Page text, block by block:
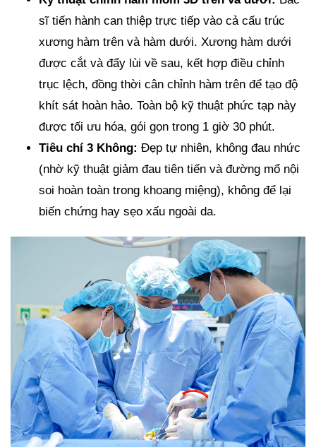
sĩ tiến hành can thiệp trực tiếp vào cả cấu trúc
xương hàm trên và hàm dưới. Xương hàm dưới
được cắt và đẩy lùi về sau, kết hợp điều chỉnh
trục lệch, đồng thời cân chỉnh hàm trên để tạo độ
khít sát hoàn hảo. Toàn bộ kỹ thuật phức tạp này
được tối ưu hóa, gói gọn trong 1 giờ 30 phút.
Tiêu chí 3 Không: Đẹp tự nhiên, không đau nhức
(nhờ kỹ thuật giảm đau tiên tiến và đường mổ nội
soi hoàn toàn trong khoang miệng), không để lại
biến chứng hay sẹo xấu ngoài da.